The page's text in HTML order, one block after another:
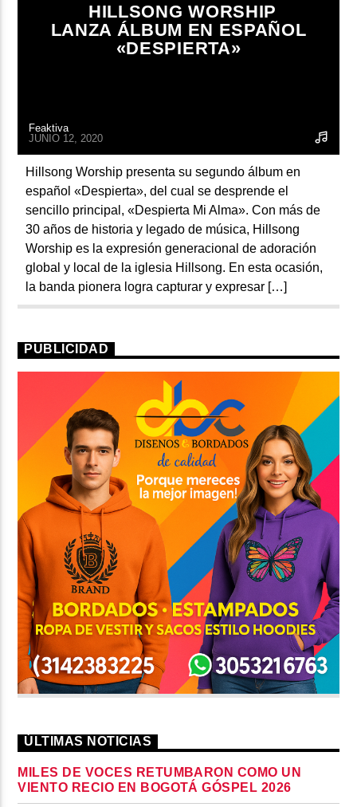
HILLSONG WORSHIP
LANZA ÁLBUM EN ESPAÑOL
«DESPIERTA»
Feaktiva
JUNIO 12, 2020
Hillsong Worship presenta su segundo álbum en
español «Despierta», del cual se desprende el
sencillo principal, «Despierta Mi Alma». Con más de
30 años de historia y legado de música, Hillsong
Worship es la expresión generacional de adoración
global y local de la iglesia Hillsong. En esta ocasión,
la banda pionera logra capturar y expresar […]
PUBLICIDAD
ÚLTIMAS NOTICIAS
MILES DE VOCES RETUMBARON COMO UN
VIENTO RECIO EN BOGOTÁ GÓSPEL 2026